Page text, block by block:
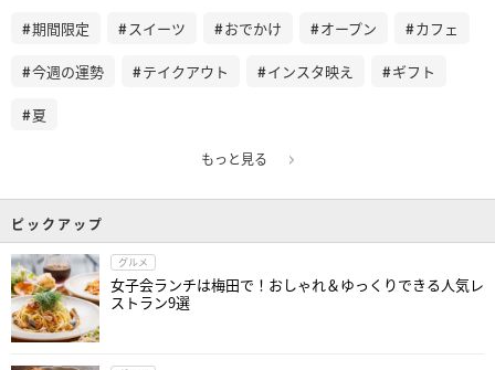
期間限定 スイーツ おでかけ オープン カフェ
今週の運勢 テイクアウト インスタ映え ギフト
夏
もっと見る
ピックアップ
グルメ
女子会ランチは梅田で！おしゃれ＆ゆっくりできる人気レ
ストラン9選